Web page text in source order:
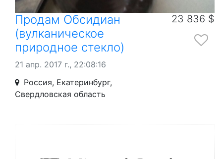
Продам Обсидиан
(вулканическое
природное стекло)
21 апр. 2017 г., 22:08:16
Россия, Екатеринбург,
Свердловская область
23 836 $